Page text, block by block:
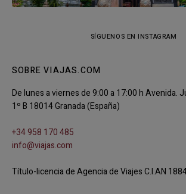
SÍGUENOS EN INSTAGRAM
SOBRE VIAJAS.COM
De lunes a viernes de 9:00 a 17:00 h Avenida.
1º B 18014 Granada (España)
+34 958 170 485
info@viajas.com
Título-licencia de Agencia de Viajes C.I.AN